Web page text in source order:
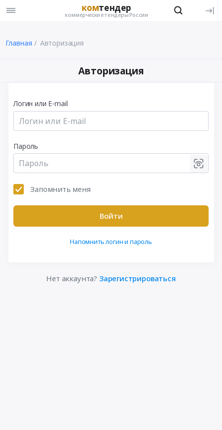
комтендер
коммерческие тендеры России
Главная Авторизация
Авторизация
Логин или E-mail
Пароль
Запомнить меня
Войти
Напомнить логин и пароль
Нет аккаунта? Зарегистрироваться